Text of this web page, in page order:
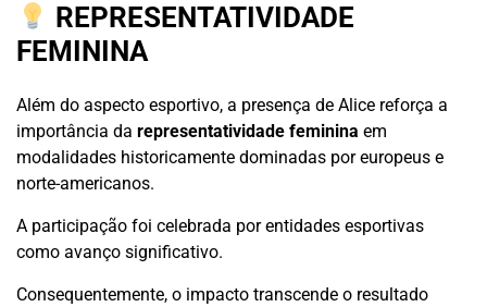
REPRESENTATIVIDADE
FEMININA
Além do aspecto esportivo, a presença de Alice reforça a
importância da representatividade feminina em
modalidades historicamente dominadas por europeus e
norte-americanos.
A participação foi celebrada por entidades esportivas
como avanço significativo.
Consequentemente, o impacto transcende o resultado